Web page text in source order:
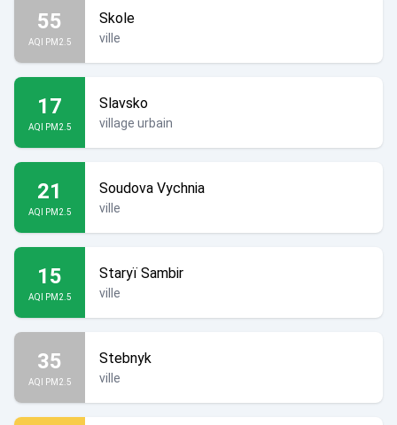
55
AQI PM2.5
Skole
ville
17
AQI PM2.5
Slavsko
village urbain
21
AQI PM2.5
Soudova Vychnia
ville
15
AQI PM2.5
Staryï Sambir
ville
35
AQI PM2.5
Stebnyk
ville